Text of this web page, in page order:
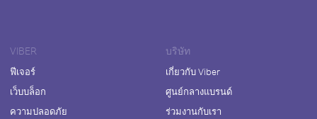
VIBER
ฟีเจอร์
เว็บบล็อก
ความปลอดภัย
บริษัท
เกี่ยวกับ Viber
ศูนย์กลางแบรนด์
ร่วมงานกับเรา